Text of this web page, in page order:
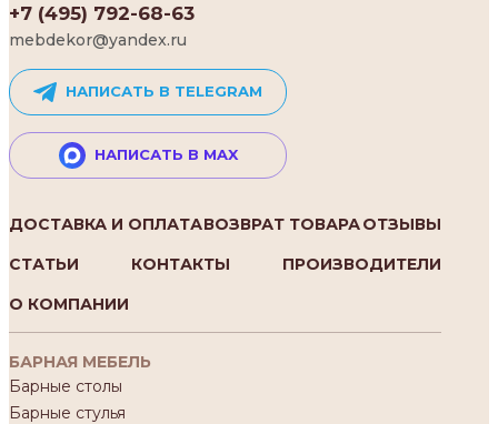
+7 (495) 792-68-63
mebdekor@yandex.ru
НАПИСАТЬ В TELEGRAM
НАПИСАТЬ В MAX
ДОСТАВКА И ОПЛАТАВОЗВРАТ ТОВАРАОТЗЫВЫ
СТАТЬИ
КОНТАКТЫ
ПРОИЗВОДИТЕЛИ
О КОМПАНИИ
БАРНАЯ МЕБЕЛЬ
Барные столы
Барные стулья